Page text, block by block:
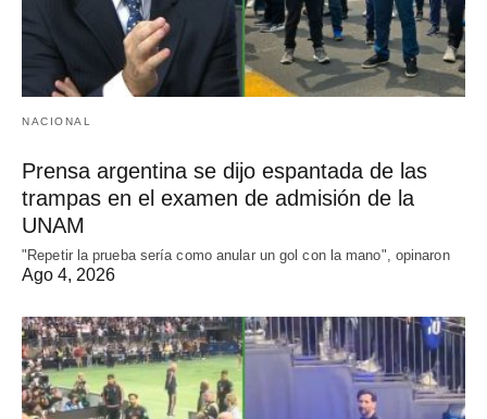
NACIONAL
Prensa argentina se dijo espantada de las
trampas en el examen de admisión de la
UNAM
"Repetir la prueba sería como anular un gol con la mano", opinaron
Ago 4, 2026